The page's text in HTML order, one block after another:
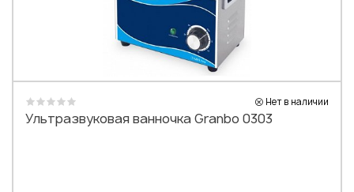
Нет в наличии
Ультразвуковая ванночка Granbo 0303